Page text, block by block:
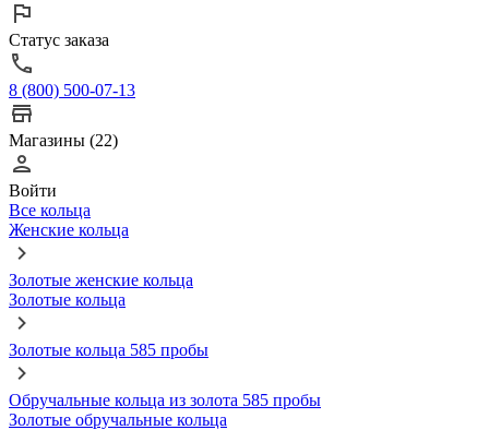
Статус заказа
8 (800) 500-07-13
Магазины (22)
Войти
Все кольца
Женские кольца
Золотые женские кольца
Золотые кольца
Золотые кольца 585 пробы
Обручальные кольца из золота 585 пробы
Золотые обручальные кольца